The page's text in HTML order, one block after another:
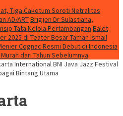
Tiga Caketum Soroti Netralitas
AD/ARTBrigjen Dr Sulastiana,
Tata Kelola Pertambangan Balet
2025 di Teater Besar Taman Ismail
Cognac Resmi Debut di Indonesia
dari Tahun Sebelumnya
International BNI Java Jazz Festival
Bintang Utama